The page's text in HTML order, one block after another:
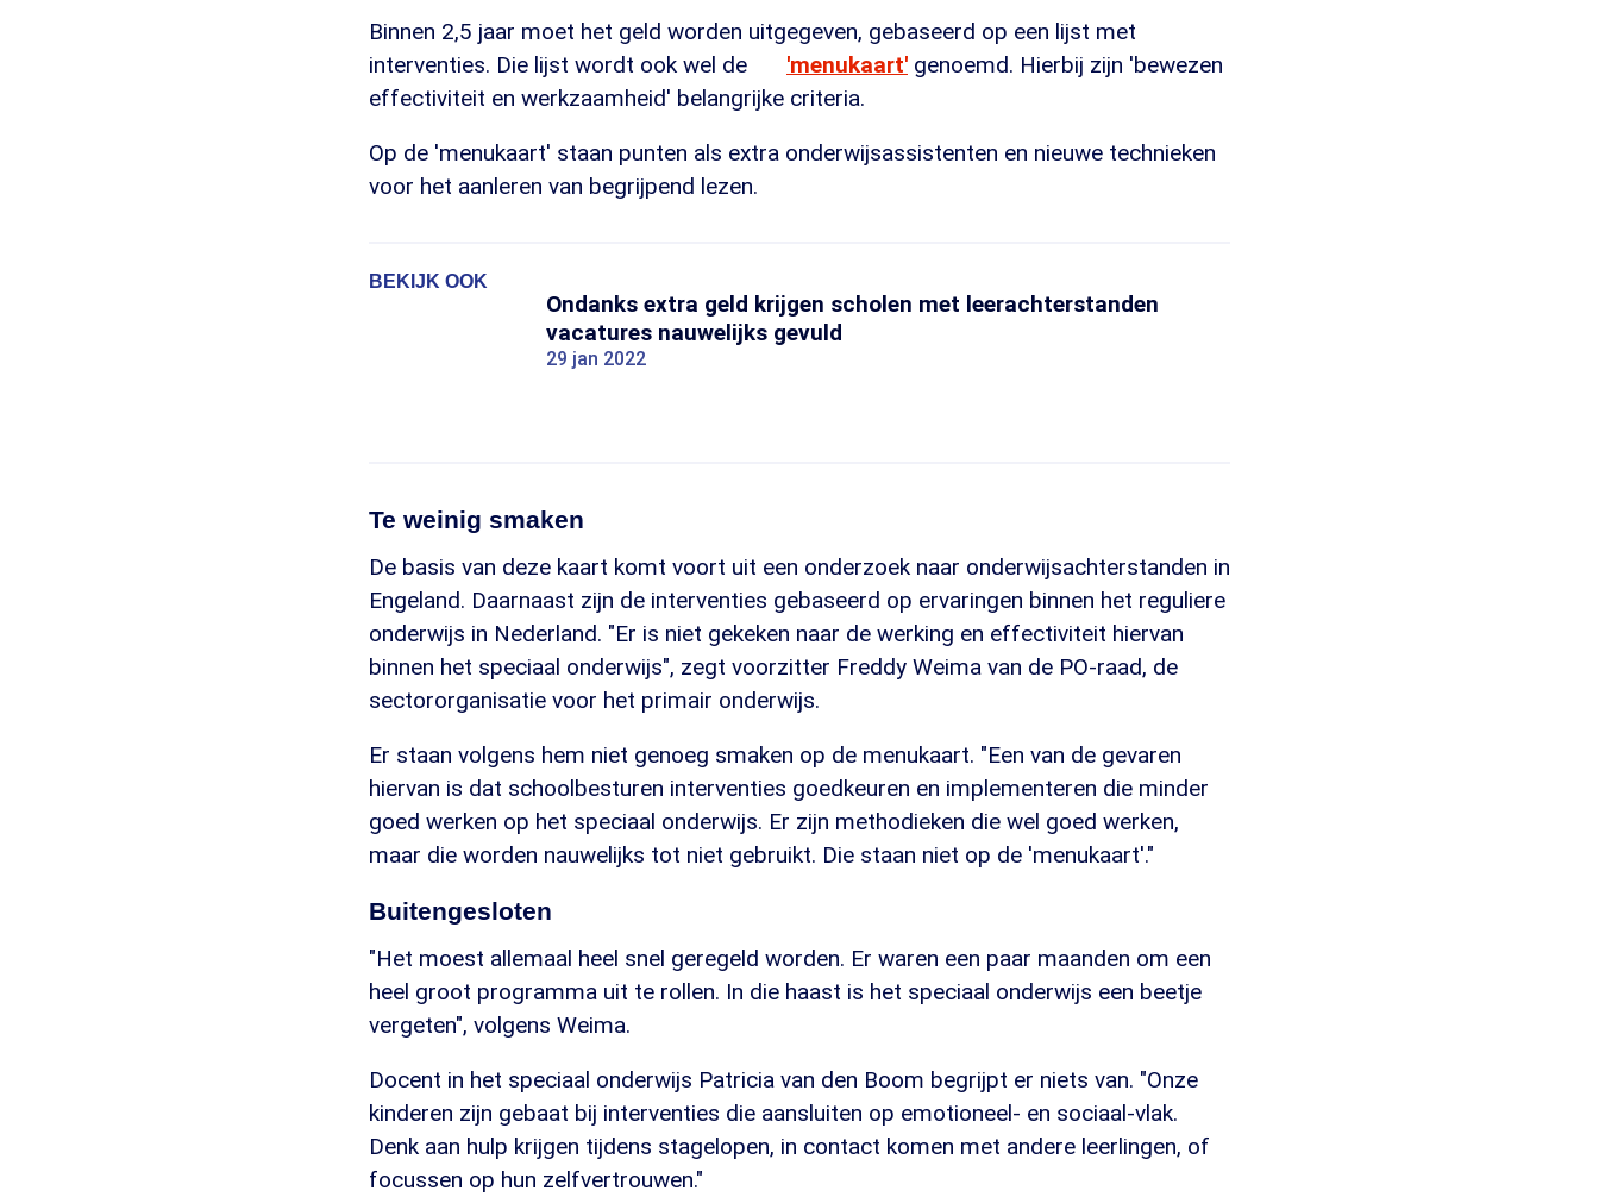
Binnen 2,5 jaar moet het geld worden uitgegeven, gebaseerd op een lijst met
interventies. Die lijst wordt ook wel de
'menukaart' genoemd. Hierbij zijn 'bewezen
effectiviteit en werkzaamheid' belangrijke criteria.
Op de 'menukaart' staan punten als extra onderwijsassistenten en nieuwe technieken
voor het aanleren van begrijpend lezen.
BEKIJK OOK
Ondanks extra geld krijgen scholen met leerachterstanden
vacatures nauwelijks gevuld
29 jan 2022
Te weinig smaken
De basis van deze kaart komt voort uit een onderzoek naar onderwijsachterstanden in
Engeland. Daarnaast zijn de interventies gebaseerd op ervaringen binnen het reguliere
onderwijs in Nederland. "Er is niet gekeken naar de werking en effectiviteit hiervan
binnen het speciaal onderwijs", zegt voorzitter Freddy Weima van de PO-raad, de
sectororganisatie voor het primair onderwijs.
Er staan volgens hem niet genoeg smaken op de menukaart. "Een van de gevaren
hiervan is dat schoolbesturen interventies goedkeuren en implementeren die minder
goed werken op het speciaal onderwijs. Er zijn methodieken die wel goed werken,
maar die worden nauwelijks tot niet gebruikt. Die staan niet op de 'menukaart'."
Buitengesloten
"Het moest allemaal heel snel geregeld worden. Er waren een paar maanden om een
heel groot programma uit te rollen. In die haast is het speciaal onderwijs een beetje
vergeten", volgens Weima.
Docent in het speciaal onderwijs Patricia van den Boom begrijpt er niets van. "Onze
kinderen zijn gebaat bij interventies die aansluiten op emotioneel- en sociaal-vlak.
Denk aan hulp krijgen tijdens stagelopen, in contact komen met andere leerlingen, of
focussen op hun zelfvertrouwen."